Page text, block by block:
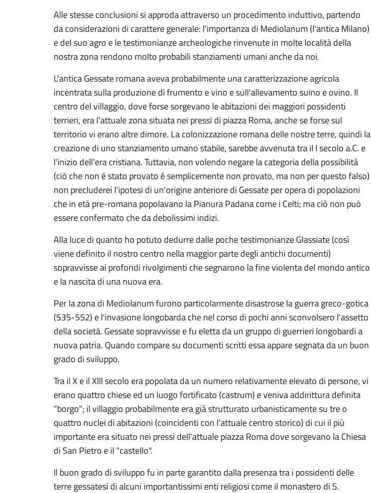
Alle stesse conclusioni si approda attraverso un procedimento induttivo, partendo
da considerazioni di carattere generale: l'importanza di Mediolanum (l'antica Milano)
e del suo agro e le testimonianze archeologiche rinvenute in molte località della
nostra zona rendono molto probabili stanziamenti umani anche da noi.
L'antica Gessate romana aveva probabilmente una caratterizzazione agricola
incentrata sulla produzione di frumento e vino e sull'allevamento suino e ovino. Il
centro del villaggio, dove forse sorgevano le abitazioni dei maggiori possidenti
terrieri, era l'attuale zona situata nei pressi di piazza Roma, anche se forse sul
territorio vi erano altre dimore. La colonizzazione romana delle nostre terre, quindi la
creazione di uno stanziamento umano stabile, sarebbe avvenuta tra il I secolo a.C. e
l'inizio dell'era cristiana. Tuttavia, non volendo negare la categoria della possibilità
(ciò che non é stato provato é semplicemente non provato, ma non per questo falso)
non precluderei l'ipotesi di un'origine anteriore di Gessate per opera di popolazioni
che in età pre-romana popolavano la Pianura Padana come i Celti; ma ciò non può
essere confermato che da debolissimi indizi.
Alla luce di quanto ho potuto dedurre dalle poche testimonianze Glassiate (così
viene definito il nostro centro nella maggior parte degli antichi documenti)
sopravvisse ai profondi rivolgimenti che segnarono la fine violenta del mondo antico
e la nascita di una nuova era.
Per la zona di Mediolanum furono particolarmente disastrose la guerra greco-gotica
(535-552) e l'invasione longobarda che nel corso di pochi anni sconvolsero l'assetto
della società. Gessate sopravvisse e fu eletta da un gruppo di guerrieri longobardi a
nuova patria. Quando compare su documenti scritti essa appare segnata da un buon
grado di sviluppo.
Tra il X e il XIII secolo era popolata da un numero relativamente elevato di persone, vi
erano quattro chiese ed un luogo fortificato (castrum) e veniva addirittura definita
"borgo"; il villaggio probabilmente era già strutturato urbanisticamente su tre o
quattro nuclei di abitazioni (coincidenti con l'attuale centro storico) di cui il più
importante era situato nei pressi dell'attuale piazza Roma dove sorgevano la Chiesa
di San Pietro e il "castello".
Il buon grado di sviluppo fu in parte garantito dalla presenza tra i possidenti delle
terre gessatesi di alcuni importantissimi enti religiosi come il monastero di S.